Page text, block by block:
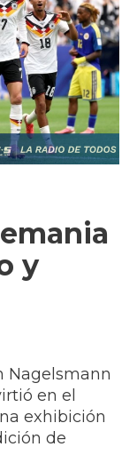
y
Nagelsmann
en el
exhibición
de